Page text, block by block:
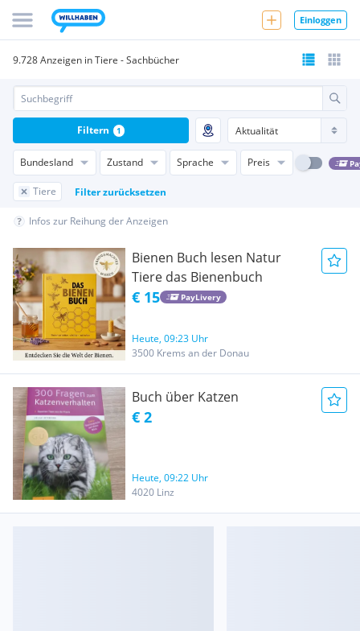
Einloggen
9.728 Anzeigen in Tiere - Sachbücher
Bundesland Zustand Sprache Preis
Tiere Filter zurücksetzen
Filtern 1
Infos zur Reihung der Anzeigen
Bienen Buch lesen Natur
Tiere das Bienenbuch
€ 15 PayLivery
Heute, 09:23 Uhr
3500 Krems an der Donau
Buch über Katzen
€ 2
Heute, 09:22 Uhr
4020 Linz